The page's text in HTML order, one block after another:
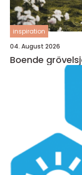
inspiration
04. August 2026